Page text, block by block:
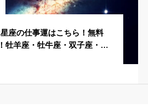
座の仕事運はこちら！無料
牡羊座・牡牛座・双子座・蟹